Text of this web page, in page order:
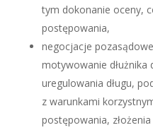
tym dokonanie oceny,
postępowania,
negocjacje
motywowanie dłużnika
uregulowania długu,
z warunkami
postępowania,